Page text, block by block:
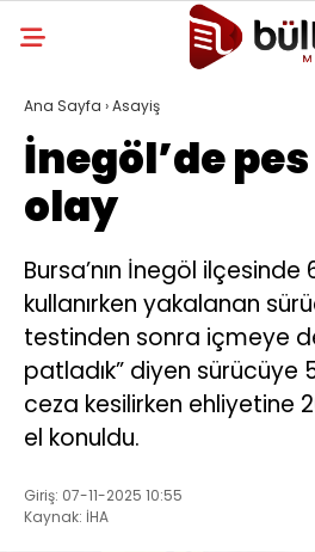
Ana Sayfa ›Asayiş
İnegöl’de
olay
Bursa’nın İnegöl
kullanırken yakalanan
testinden sonra içmeye
patladık” diyen sürücüye
ceza kesilirken ehliyetine
el konuldu.
Giriş: 07-11-2025 10:55
Kaynak: İHA